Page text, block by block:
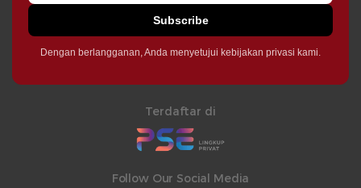
Subscribe
Dengan berlangganan, Anda menyetujui kebijakan privasi kami.
Terdaftar di
Follow Our Social Media